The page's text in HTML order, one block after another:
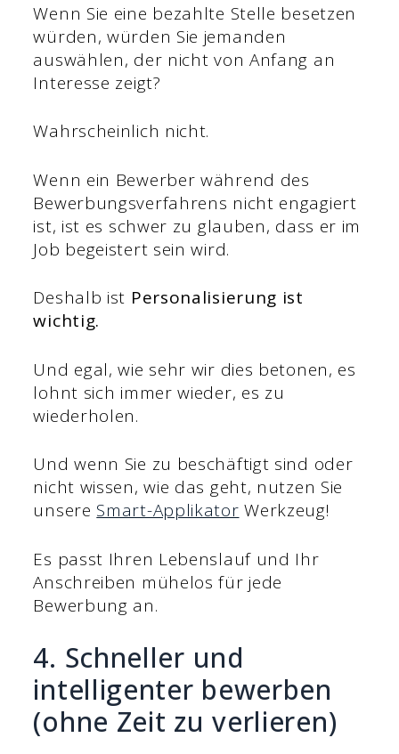
Wenn Sie eine bezahlte Stelle besetzen
würden, würden Sie jemanden
auswählen, der nicht von Anfang an
Interesse zeigt?
Wahrscheinlich nicht.
Wenn ein Bewerber während des
Bewerbungsverfahrens nicht engagiert
ist, ist es schwer zu glauben, dass er im
Job begeistert sein wird.
Deshalb ist Personalisierung ist
wichtig.
Und egal, wie sehr wir dies betonen, es
lohnt sich immer wieder, es zu
wiederholen.
Und wenn Sie zu beschäftigt sind oder
nicht wissen, wie das geht, nutzen Sie
unsere Smart-Applikator Werkzeug!
Es passt Ihren Lebenslauf und Ihr
Anschreiben mühelos für jede
Bewerbung an.
4. Schneller und
intelligenter bewerben
(ohne Zeit zu verlieren)